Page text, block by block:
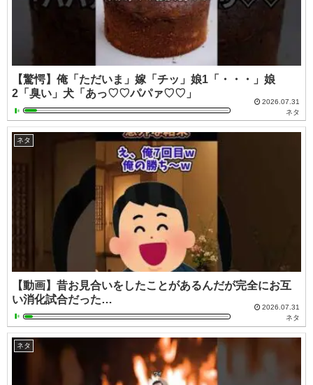
【驚愕】俺「ただいま」嫁「チッ」娘1「・・・」娘
2「臭い」犬「あっ♡♡パパァ♡♡」
2026.07.31
ネタ
ネタ
【動画】昔お見合いをしたことがあるんだが完全にお互
い消化試合だった…
2026.07.31
ネタ
ネタ